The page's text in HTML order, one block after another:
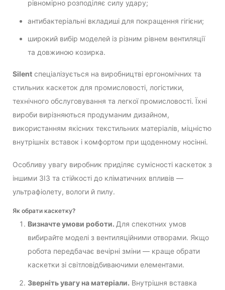
рівномірно розподіляє силу удару;
антибактеріальні вкладиші для покращення гігієни;
широкий вибір моделей із різним рівнем вентиляції
та довжиною козирка.
Silent спеціалізується на виробництві ергономічних та
стильних каскеток для промисловості, логістики,
технічного обслуговування та легкої промисловості. Їхні
вироби вирізняються продуманим дизайном,
використанням якісних текстильних матеріалів, міцністю
внутрішніх вставок і комфортом при щоденному носінні.
Особливу увагу виробник приділяє сумісності каскеток з
іншими ЗІЗ та стійкості до кліматичних впливів —
ультрафіолету, вологи й пилу.
Як обрати каскетку?
Визначте умови роботи. Для спекотних умов
вибирайте моделі з вентиляційними отворами. Якщо
робота передбачає вечірні зміни — краще обрати
каскетки зі світловідбиваючими елементами.
Зверніть увагу на матеріали. Внутрішня вставка